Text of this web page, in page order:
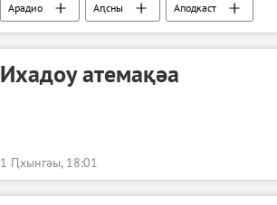
Арадио Аԥсны Аподкаст
Ихадоу атемақәа
1 Ԥхынгәы, 18:01